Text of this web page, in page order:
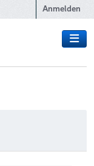
Anmelden